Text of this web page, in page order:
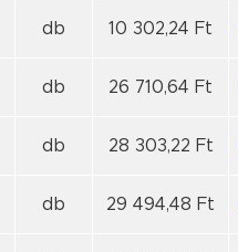
db 10 302,24 Ft
db 26 710,64 Ft
db 28 303,22 Ft
db 29 494,48 Ft